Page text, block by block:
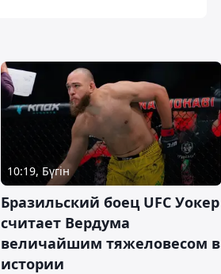
10:19, Бүгін
Бразильский боец UFC Уокер
считает Вердума
величайшим тяжеловесом в
истории